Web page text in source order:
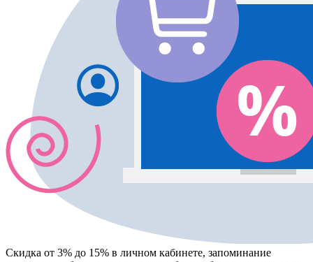
Скидка от 3% до 15% в личном кабинете, запоминание